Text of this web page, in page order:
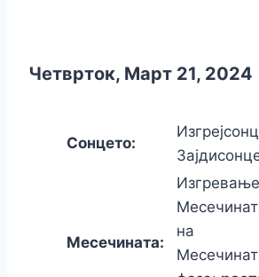
Четврток, Март 21, 2024
Сонцето:
Месечината:
на